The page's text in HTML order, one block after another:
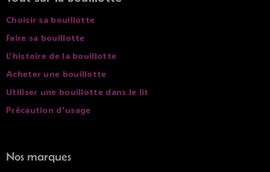
Choisir sa bouillotte
Faire sa bouillotte
L'histoire de la bouillotte
Acheter une bouillotte
Utiliser une bouillotte dans le lit
Précaution d'usage
Nos marques